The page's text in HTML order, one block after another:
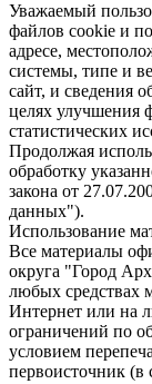
Уважаемый
файлов cookie и
адресе,
системы, типе и
сайт, и сведения
целях улучшения
статистических
Продолжая
обработку
закона от
данных").
Использование
Все материалы
округа "Город
любых средствах
Интернет или на
ограничений по
условием
первоисточник (в